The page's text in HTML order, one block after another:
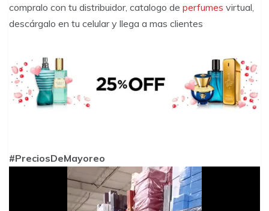
compralo con tu distribuidor, catalogo de perfumes virtual,
descárgalo en tu celular y llega a mas clientes
#PreciosDeMayoreo